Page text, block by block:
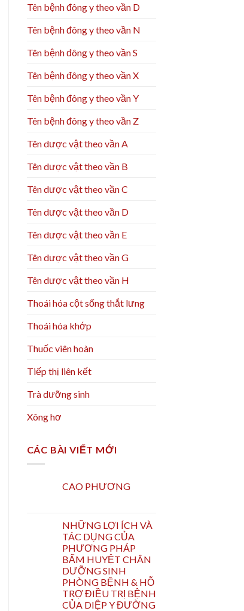
Tên bệnh đông y theo vần D
Tên bệnh đông y theo vần N
Tên bệnh đông y theo vần S
Tên bệnh đông y theo vần X
Tên bệnh đông y theo vần Y
Tên bệnh đông y theo vần Z
Tên dược vật theo vần A
Tên dược vật theo vần B
Tên dược vật theo vần C
Tên dược vật theo vần D
Tên dược vật theo vần E
Tên dược vật theo vần G
Tên dược vật theo vần H
Thoái hóa cột sống thắt lưng
Thoái hóa khớp
Thuốc viên hoàn
Tiếp thị liên kết
Trà dưỡng sinh
Xông hơ
CÁC BÀI VIẾT MỚI
CAO PHƯƠNG
NHỮNG LỢI ÍCH VÀ
TÁC DỤNG CỦA
PHƯƠNG PHÁP
BẤM HUYỆT CHÂN
DƯỠNG SINH
PHÒNG BỆNH & HỖ
TRỢ ĐIỀU TRỊ BỆNH
CỦA DIỆP Y ĐƯỜNG